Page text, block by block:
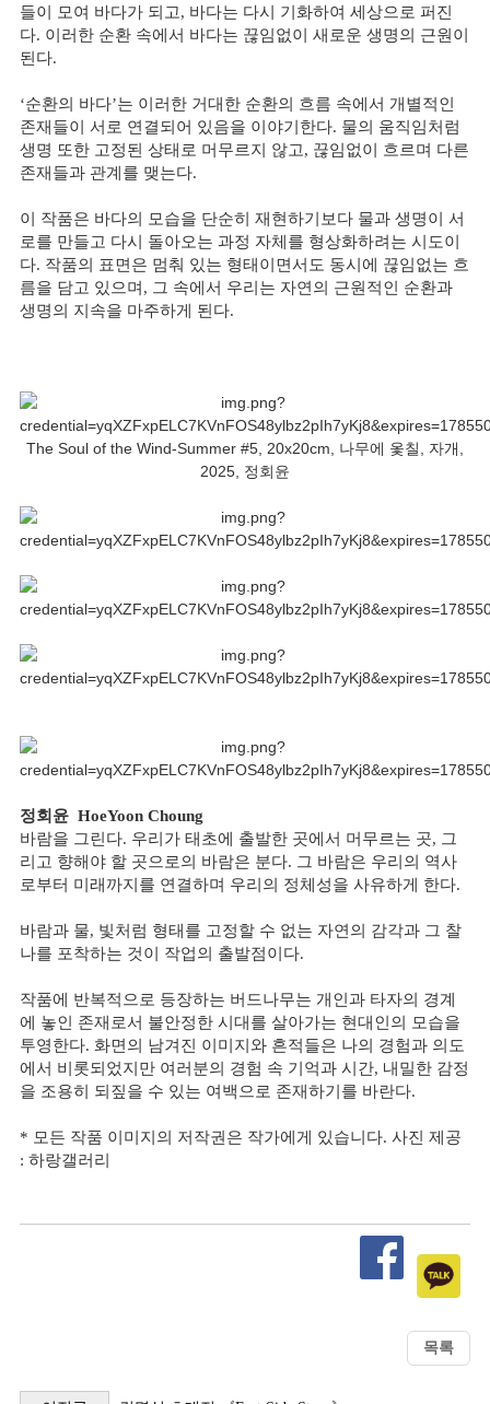
들이 모여 바다가 되고, 바다는 다시 기화하여 세상으로 퍼진
다. 이러한 순환 속에서 바다는 끊임없이 새로운 생명의 근원이
된다.
‘순환의 바다’는 이러한 거대한 순환의 흐름 속에서 개별적인
존재들이 서로 연결되어 있음을 이야기한다. 물의 움직임처럼
생명 또한 고정된 상태로 머무르지 않고, 끊임없이 흐르며 다른
존재들과 관계를 맺는다.
이 작품은 바다의 모습을 단순히 재현하기보다 물과 생명이 서
로를 만들고 다시 돌아오는 과정 자체를 형상화하려는 시도이
다. 작품의 표면은 멈춰 있는 형태이면서도 동시에 끊임없는 흐
름을 담고 있으며, 그 속에서 우리는 자연의 근원적인 순환과
생명의 지속을 마주하게 된다.
The Soul of the Wind-Summer #5, 20x20cm, 나무에 옻칠, 자개,
2025, 정회윤
정회윤HoeYoon Choung
바람을 그린다. 우리가 태초에 출발한 곳에서 머무르는 곳, 그
리고 향해야 할 곳으로의 바람은 분다. 그 바람은 우리의 역사
로부터 미래까지를 연결하며 우리의 정체성을 사유하게 한다.
바람과 물, 빛처럼 형태를 고정할 수 없는 자연의 감각과 그 찰
나를 포착하는 것이 작업의 출발점이다.
작품에 반복적으로 등장하는 버드나무는 개인과 타자의 경계
에 놓인 존재로서 불안정한 시대를 살아가는 현대인의 모습을
투영한다. 화면의 남겨진 이미지와 흔적들은 나의 경험과 의도
에서 비롯되었지만 여러분의 경험 속 기억과 시간, 내밀한 감정
을 조용히 되짚을 수 있는 여백으로 존재하기를 바란다.
* 모든 작품 이미지의 저작권은 작가에게 있습니다. 사진 제공
: 하랑갤러리